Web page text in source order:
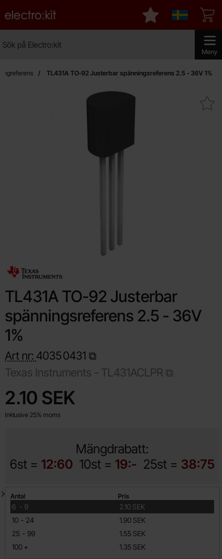
Meny
Startsidan för Electro:kit
Sverige
Mina favoriter
TL431A TO-92 Justerbar spänningsreferens 2.5 - 36V 1%
Makera tL431A TO-92 Justerbar
TL431A TO-92 Justerbar
spänningsreferens 2.5 - 36V
1%
Art nr: 40350431
Texas Instruments - TL431ACLPR
pris
2.10 SEK
Inklusive 25% moms
Mängdrabatt:
6st = 12:60 10st = 19:- 25st = 38:75
Mängdrabatt
Antal Pris
6 -
till 9
2.10 SEK
10 -
till 24
1.90 SEK
25 -
till 99
1.55 SEK
100 +
till 1.35 SEK